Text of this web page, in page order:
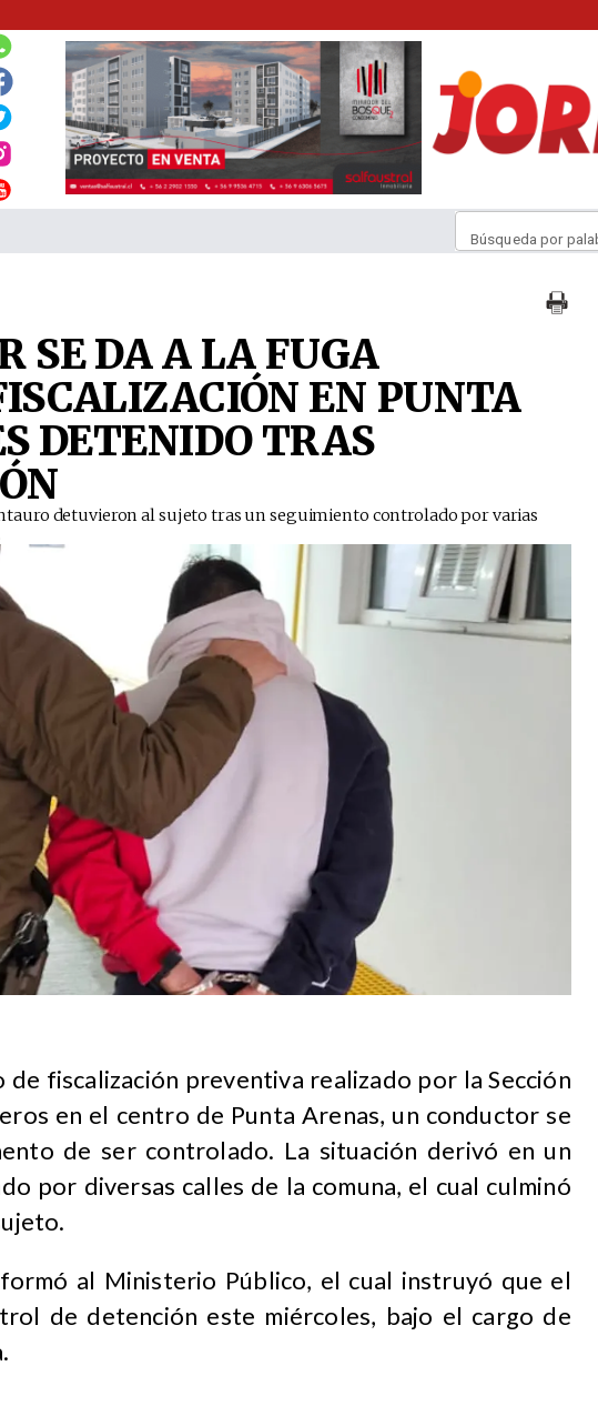
Búsqueda por
SE DA A LA FUGA
EN PUNTA
DETENIDO TRAS
detuvieron al sujeto tras un seguimiento controlado por varias
fiscalización preventiva realizado por la Sección
en el centro de Punta Arenas, un conductor se
de ser controlado. La situación derivó en un
por diversas calles de la comuna, el cual culminó
al Ministerio Público, el cual instruyó que el
de detención este miércoles, bajo el cargo de